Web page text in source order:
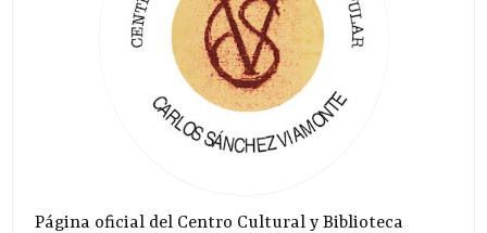
Página oficial del Centro Cultural y Biblioteca